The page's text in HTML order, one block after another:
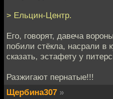
> Ельцин-Центр.
Его, говорят, давеча
побили стёкла, насрали в
сказать, эстафету у
Разжигают пернатые!!!
Щербина307 »